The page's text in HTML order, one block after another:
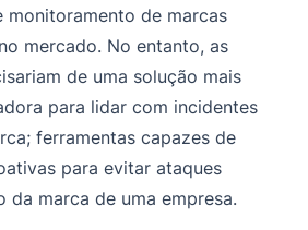
monitoramento de marcas
mercado. No entanto, as
de uma solução mais
para lidar com incidentes
ferramentas capazes de
para evitar ataques
da marca de uma empresa.